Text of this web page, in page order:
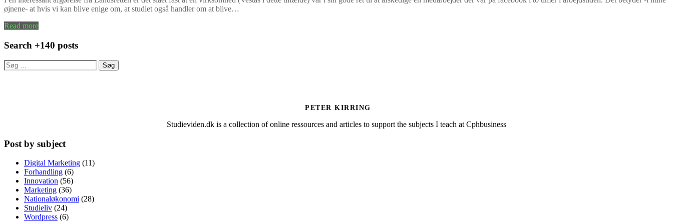
øjnene- at hvis vi kan blive enige om, at studiet også handler om at blive…
Read more
Search +140 posts
Søg
efter:
PETER KIRRING
Studieviden.dk is a collection of online ressources and articles to support the subjects I teach at Cphbusiness
Post by subject
Digital Marketing (11)
Forhandling (6)
Innovation (56)
Marketing (36)
Nationaløkonomi (28)
Studieliv (24)
Wordpress (6)